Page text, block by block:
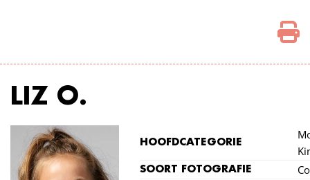
LIZ O.
HOOFDCATEGORIE
SOORT FOTOGRAFIE